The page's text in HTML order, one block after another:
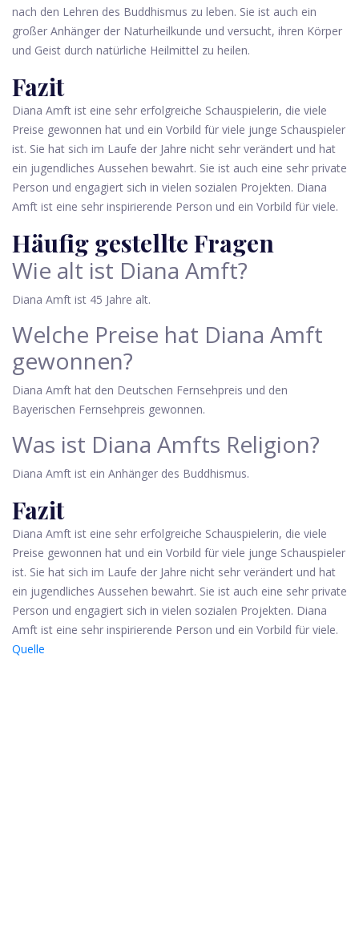
nach den Lehren des Buddhismus zu leben. Sie ist auch ein
großer Anhänger der Naturheilkunde und versucht, ihren Körper
und Geist durch natürliche Heilmittel zu heilen.
Fazit
Diana Amft ist eine sehr erfolgreiche Schauspielerin, die viele
Preise gewonnen hat und ein Vorbild für viele junge Schauspieler
ist. Sie hat sich im Laufe der Jahre nicht sehr verändert und hat
ein jugendliches Aussehen bewahrt. Sie ist auch eine sehr private
Person und engagiert sich in vielen sozialen Projekten. Diana
Amft ist eine sehr inspirierende Person und ein Vorbild für viele.
Häufig gestellte Fragen
Wie alt ist Diana Amft?
Diana Amft ist 45 Jahre alt.
Welche Preise hat Diana Amft
gewonnen?
Diana Amft hat den Deutschen Fernsehpreis und den
Bayerischen Fernsehpreis gewonnen.
Was ist Diana Amfts Religion?
Diana Amft ist ein Anhänger des Buddhismus.
Fazit
Diana Amft ist eine sehr erfolgreiche Schauspielerin, die viele
Preise gewonnen hat und ein Vorbild für viele junge Schauspieler
ist. Sie hat sich im Laufe der Jahre nicht sehr verändert und hat
ein jugendliches Aussehen bewahrt. Sie ist auch eine sehr private
Person und engagiert sich in vielen sozialen Projekten. Diana
Amft ist eine sehr inspirierende Person und ein Vorbild für viele.
Quelle